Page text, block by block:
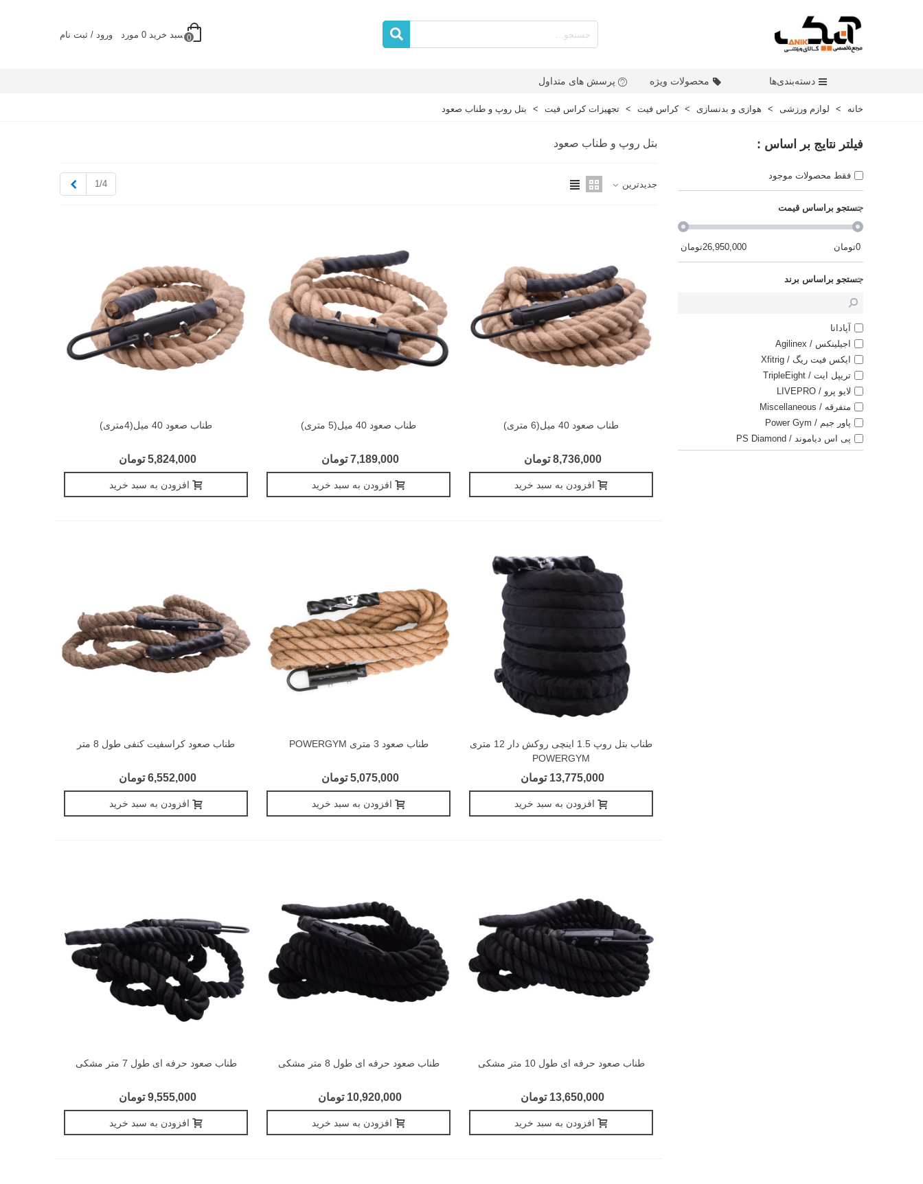
0 سبد خرید 0 مورد ورود / ثبت نام
دسته‌بندی‌ها محصولات ویژه پرسش های متداول
خانه > لوازم ورزشی > هوازی و بدنسازی > کراس فیت > تجهیزات کراس فیت > بتل روپ و طناب صعود
فیلتر نتایج بر اساس :
فقط محصولات موجود
جستجو براساس قیمت
0تومان 26,950,000تومان
جستجو براساس برند
آپادانا
اجیلینکس / Agilinex
ایکس فیت ریگ / Xfitrig
تریپل ایت / TripleEight
لایو پرو / LIVEPRO
متفرقه / Miscellaneous
پاور جیم / Power Gym
پی اس دیاموند / PS Diamond
بتل روپ و طناب صعود
جدیدترین 1/4
طناب صعود 40 میل(6 متری)
8,736,000 تومان
افزودن به سبد خرید
طناب صعود 40 میل(5 متری)
7,189,000 تومان
افزودن به سبد خرید
طناب صعود 40 میل(4متری)
5,824,000 تومان
افزودن به سبد خرید
طناب بتل روپ 1.5 اینچی روکش دار 12 متری
POWERGYM
13,775,000 تومان
افزودن به سبد خرید
طناب صعود 3 متری POWERGYM
5,075,000 تومان
افزودن به سبد خرید
طناب صعود کراسفیت کنفی طول 8 متر
6,552,000 تومان
افزودن به سبد خرید
طناب صعود حرفه ای طول 10 متر مشکی
13,650,000 تومان
افزودن به سبد خرید
طناب صعود حرفه ای طول 8 متر مشکی
10,920,000 تومان
افزودن به سبد خرید
طناب صعود حرفه ای طول 7 متر مشکی
9,555,000 تومان
افزودن به سبد خرید